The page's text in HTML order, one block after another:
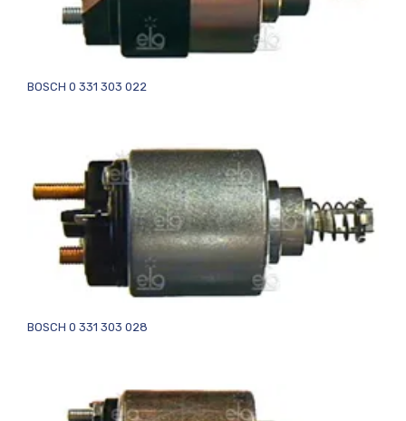
BOSCH 0 331 303 022
BOSCH 0 331 303 028